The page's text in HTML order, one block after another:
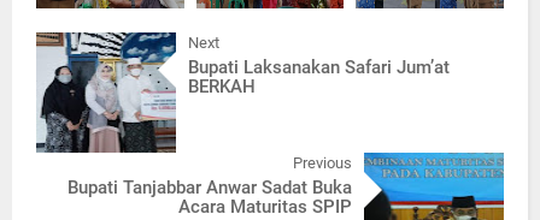
Next
Bupati Laksanakan Safari Jum’at
BERKAH
Previous
Bupati Tanjabbar Anwar Sadat Buka
Acara Maturitas SPIP